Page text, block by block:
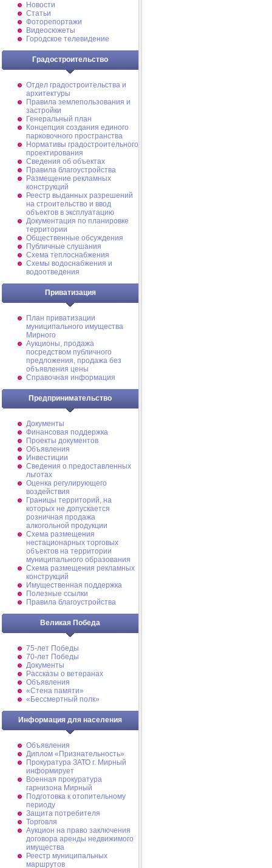
Новости
Статьи
Фоторепортажи
Видеосюжеты
Городское телевидение
Градостроительство
Отдел градостроительства и
архитектуры
Правила землепользования и
застройки
Генеральный план
Концепция создания единого
парковочного пространства
Нормативы градостроительного
проектирования
Сведения об объектах
Правила благоустройства
Размещение рекламных
конструкций
Реестр выданных разрешений
на строительство и ввод
объектов в эксплуатацию
Документация по планировке
территории
Общественные обсуждения
Публичные слушания
Схема теплоснабжения
Схемы водоснабжения и
водоотведения
Приватизация
План приватизации
муниципального имущества
Мирного
Аукционы, продажа
посредством публичного
предложения, продажа без
объявления цены
Справочная информация
Предпринимательство
Документы
Финансовая поддержка
Проекты документов
Объявления
Инвестиции
Сведения о предоставленных
льготах
Оценка регулирующего
воздействия
Границы территорий, на
которых не допускается
розничная продажа
алкогольной продукции
Схема размещения
нестационарных торговых
объектов на территории
муниципального образования
Схема размещения рекламных
конструкций
Имущественная поддержка
Полезные ссылки
Правила благоустройства
Великая Победа
75-лет Победы
70-лет Победы
Документы
Рассказы о ветеранах
Объявления
«Стена памяти»
«Бессмертный полк»
Информация для населения
Объявления
Диплом «Признательность»
Прокуратура ЗАТО г. Мирный
информирует
Военная прокуратура
гарнизона Мирный
Подготовка к отопительному
периоду
Защита потребителя
Торговля
Аукцион на право заключения
договора аренды недвижимого
имущества
Реестр муниципальных
маршрутов